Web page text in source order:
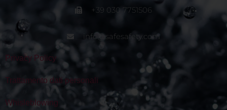
+39 030 7751506
info@safesafety.com
Privacy Policy
Trattamento dati personali
Whisleblowing